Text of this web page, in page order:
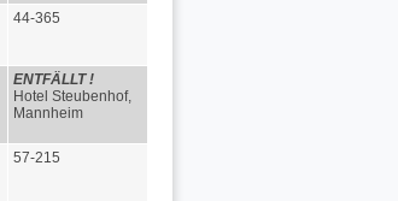
44-365
ENTFÄLLT !
Hotel Steubenhof,
Mannheim
57-215